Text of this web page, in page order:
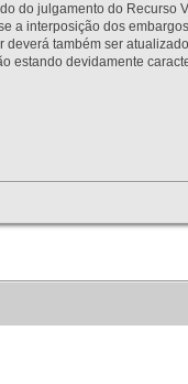
do julgamento do
interposição dos
também ser
estando devidamente